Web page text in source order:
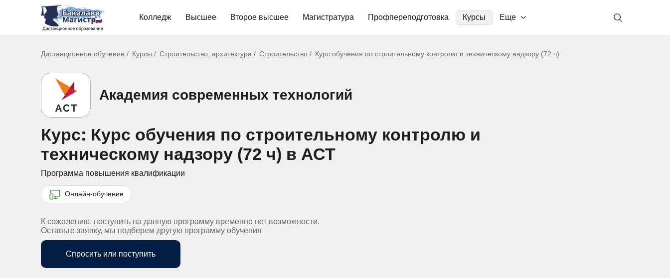
Колледж Высшее Второе высшее Магистратура Профпереподготовка Курсы Еще
Дистанционное обучение Курсы Строительство, архитектура Строительство Курс обучения по строительному контролю и техническому надзору (72 ч)
Академия современных технологий
Курс: Курс обучения по строительному контролю и
техническому надзору (72 ч) в АСТ
Программа повышения квалификации
Онлайн-обучение
К сожалению, поступить на данную программу временно нет возможности.
Оставьте заявку, мы подберем другую программу обучения
Спросить или поступить